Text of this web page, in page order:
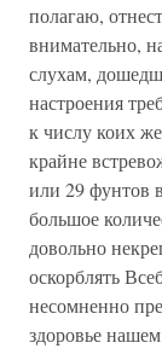
полагаю,
внимательно,
слухам,
настроения
к числу коих
крайне
или 29 фунтов
большое
довольно
оскорблять
несомненно
здоровье